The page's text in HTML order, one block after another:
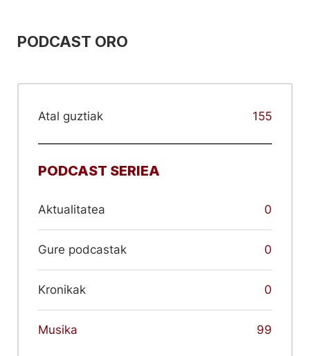
PODCAST ORO
Atal guztiak 155
PODCAST SERIEA
Aktualitatea 0
Gure podcastak 0
Kronikak 0
Musika 99